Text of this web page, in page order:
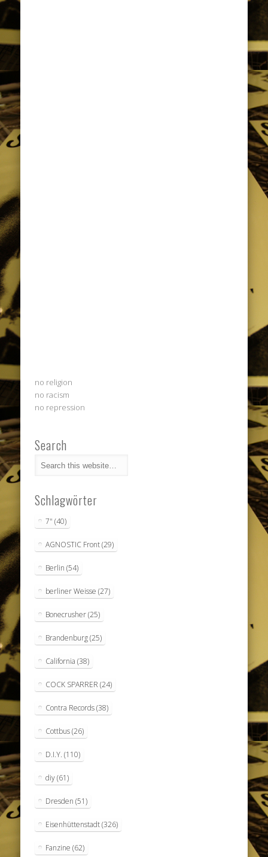
no religion
no racism
no repression
Search
Schlagwörter
7" (40)
AGNOSTIC Front(29)
Berlin (54)
berliner Weisse (27)
Bonecrusher(25)
Brandenburg(25)
California (38)
COCK SPARRER (24)
Contra Records(38)
Cottbus(26)
D.I.Y. (110)
diy(61)
Dresden (51)
Eisenhüttenstadt(326)
Fanzine (62)